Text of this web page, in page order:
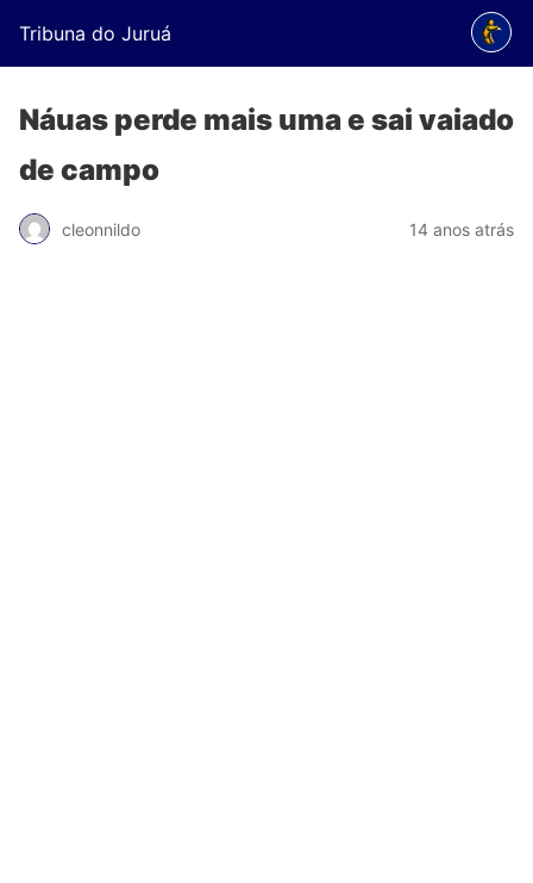
Tribuna do Juruá
Náuas perde mais uma e sai vaiado
de campo
cleonnildo 14 anos atrás